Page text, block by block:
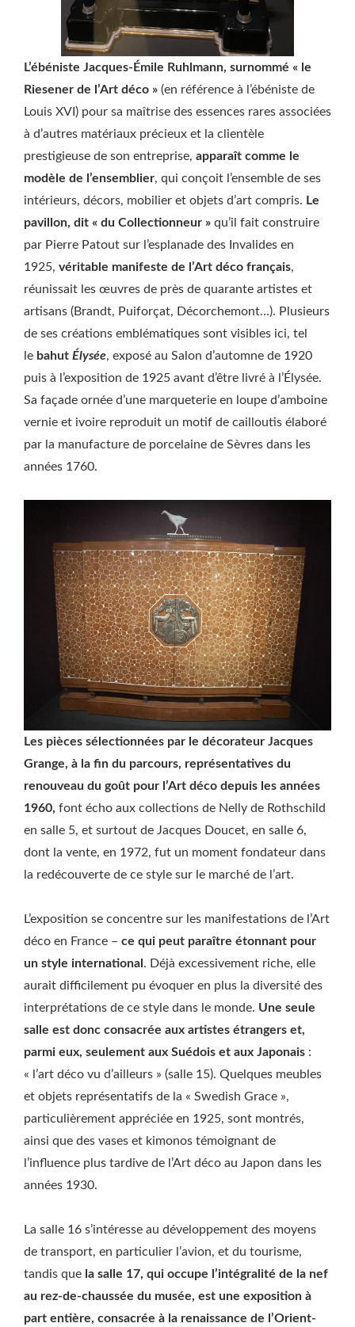
L’ébéniste Jacques-Émile Ruhlmann, surnommé « le
Riesener de l’Art déco » (en référence à l’ébéniste de
Louis XVI) pour sa maîtrise des essences rares associées
à d’autres matériaux précieux et la clientèle
prestigieuse de son entreprise, apparaît comme le
modèle de l’ensemblier, qui conçoit l’ensemble de ses
intérieurs, décors, mobilier et objets d’art compris. Le
pavillon, dit « du Collectionneur » qu’il fait construire
par Pierre Patout sur l’esplanade des Invalides en
1925, véritable manifeste de l’Art déco français,
réunissait les œuvres de près de quarante artistes et
artisans (Brandt, Puiforçat, Décorchemont…). Plusieurs
de ses créations emblématiques sont visibles ici, tel
le bahut Élysée, exposé au Salon d’automne de 1920
puis à l’exposition de 1925 avant d’être livré à l’Élysée.
Sa façade ornée d’une marqueterie en loupe d’amboine
vernie et ivoire reproduit un motif de cailloutis élaboré
par la manufacture de porcelaine de Sèvres dans les
années 1760.
Les pièces sélectionnées par le décorateur Jacques
Grange, à la fin du parcours, représentatives du
renouveau du goût pour l’Art déco depuis les années
1960, font écho aux collections de Nelly de Rothschild
en salle 5, et surtout de Jacques Doucet, en salle 6,
dont la vente, en 1972, fut un moment fondateur dans
la redécouverte de ce style sur le marché de l’art.
L’exposition se concentre sur les manifestations de l’Art
déco en France – ce qui peut paraître étonnant pour
un style international . Déjà excessivement riche, elle
aurait difficilement pu évoquer en plus la diversité des
interprétations de ce style dans le monde. Une seule
salle est donc consacrée aux artistes étrangers et,
parmi eux, seulement aux Suédois et aux Japonais :
« l’art déco vu d’ailleurs » (salle 15). Quelques meubles
et objets représentatifs de la « Swedish Grace »,
particulièrement appréciée en 1925, sont montrés,
ainsi que des vases et kimonos témoignant de
l’influence plus tardive de l’Art déco au Japon dans les
années 1930.
La salle 16 s’intéresse au développement des moyens
de transport, en particulier l’avion, et du tourisme,
tandis que la salle 17, qui occupe l’intégralité de la nef
au rez-de-chaussée du musée, est une exposition à
part entière, consacrée à la renaissance de l’Orient-